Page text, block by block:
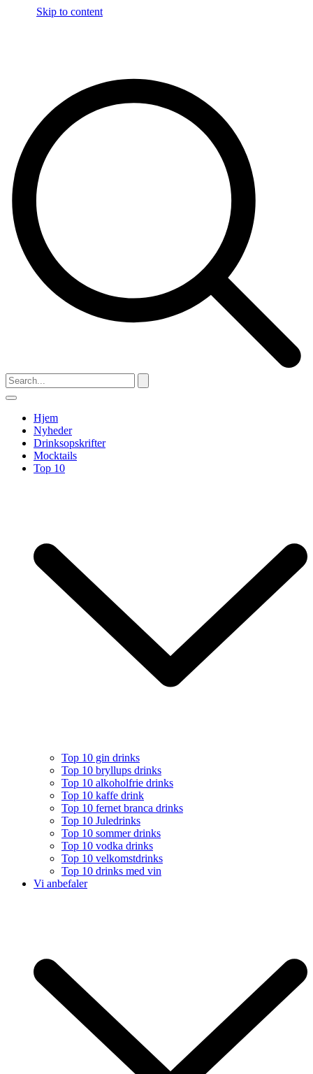
Skip to content
Hjem
Nyheder
Drinksopskrifter
Mocktails
Top 10
Top 10 gin drinks
Top 10 bryllups drinks
Top 10 alkoholfrie drinks
Top 10 kaffe drink
Top 10 fernet branca drinks
Top 10 Juledrinks
Top 10 sommer drinks
Top 10 vodka drinks
Top 10 velkomstdrinks
Top 10 drinks med vin
Vi anbefaler